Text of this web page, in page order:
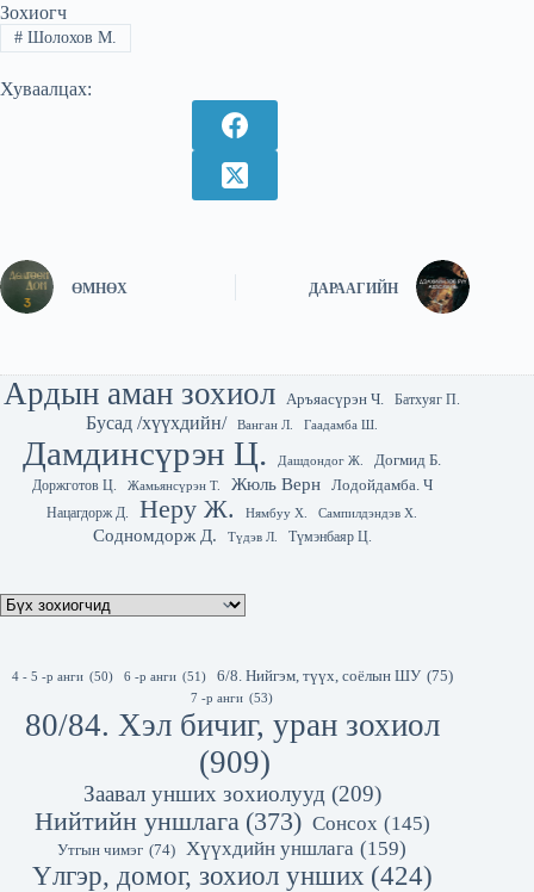
Зохиогч
#Шолохов М.
Хуваалцах:
ӨМНӨХ ДАРААГИЙН
Ардын аман зохиол Аръяасүрэн Ч. Батхуяг П.
Бусад /хүүхдийн/ Ванган Л. Гаадамба Ш.
Дамдинсүрэн Ц. Дашдондог Ж.
Догмид Б.
Доржготов Ц.
Жамьянсүрэн Т. Жюль Верн Лодойдамба. Ч
Нацагдорж Д. Неру Ж. Нямбуу Х. Сампилдэндэв Х.
Содномдорж Д. Түдэв Л. Түмэнбаяр Ц.
4 - 5 -р анги (50) 6 -р анги (51) 6/8. Нийгэм, түүх, соёлын ШУ (75)
7 -р анги (53)
80/84. Хэл бичиг, уран зохиол
(909)
Заавал унших зохиолууд (209)
Нийтийн уншлага (373) Сонсох (145)
Утгын чимэг (74) Хүүхдийн уншлага (159)
Үлгэр, домог, зохиол унших (424)